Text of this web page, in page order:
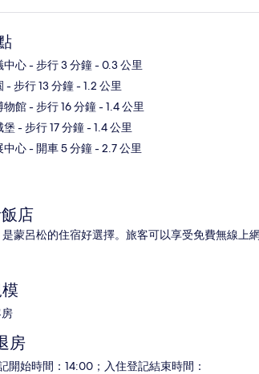
中心- 步行 3 分鐘- 0.3 公里
- 步行 13 分鐘- 1.2 公里
物館- 步行 16 分鐘- 1.4 公里
堡 - 步行 17 分鐘- 1.4 公里
中心- 開車 5 分鐘- 2.7 公里
店
蒙呂松的住宿好選擇。旅客可以享受免費無線上
房
開始時間：14:00；入住登記結束時間：